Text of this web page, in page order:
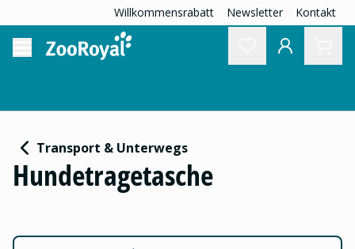
Willkommensrabatt Newsletter Kontakt
Transport & Unterwegs
Hundetragetasche